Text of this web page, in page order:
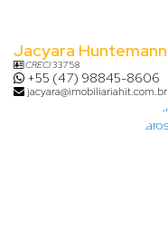
Jacyara Huntemann
CRECI33758
+55 (47) 98845-8606
jacyara@imobiliariahit.com.br